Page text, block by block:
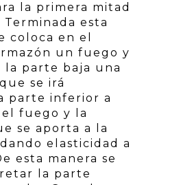
la primera mitad
Terminada esta
coloca en el
un fuego y
la parte baja una
se irá
parte inferior a
fuego y la
se aporta a la
elasticidad a
esta manera se
la parte